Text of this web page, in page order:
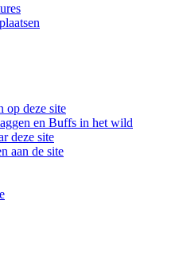
op deze site
en Buffs in het wild
deze site
aan de site